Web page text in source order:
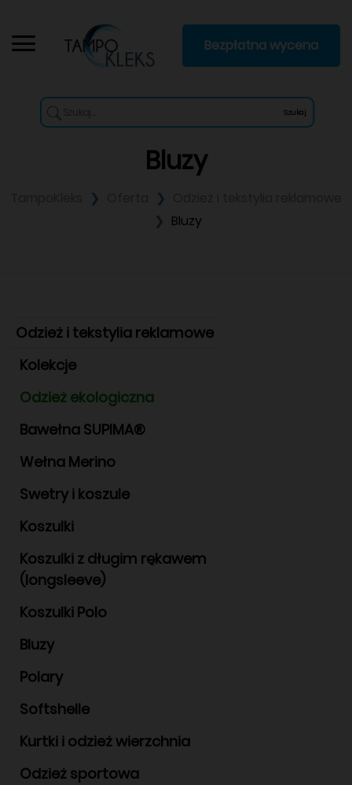
Szukaj
Bezpłatna wycena
Bluzy
Bluzy
Odzież i tekstylia reklamowe
Kolekcje
Odzież ekologiczna
Bawełna SUPIMA®
Wełna Merino
Swetry i koszule
Koszulki
Koszulki z długim rękawem
(longsleeve)
Koszulki Polo
Bluzy
Polary
Softshelle
Kurtki i odzież wierzchnia
Odzież sportowa